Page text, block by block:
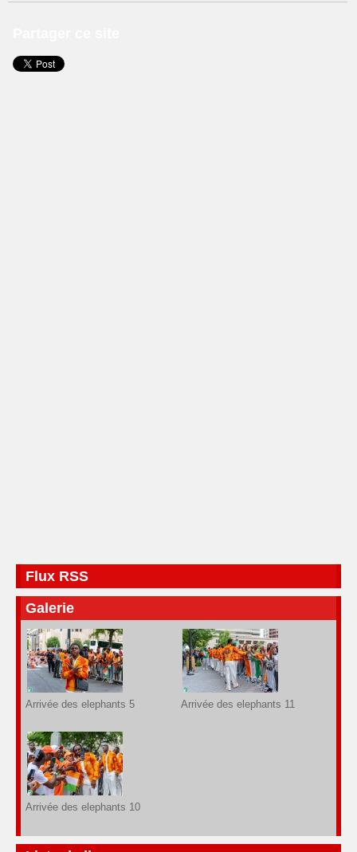
Flux RSS
Galerie
Arrivée des elephants 5 Arrivée des elephants 11
Arrivée des elephants 10